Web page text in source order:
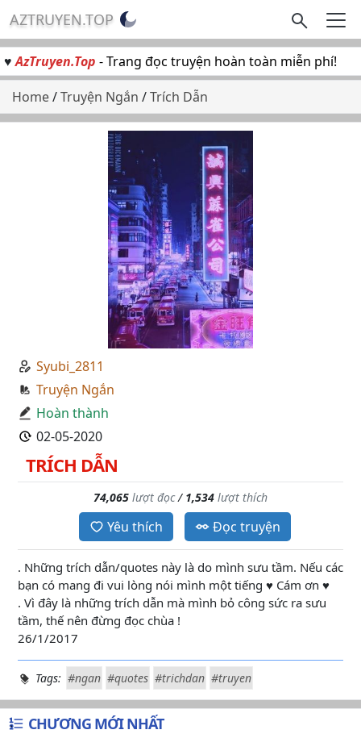
AZTRUYEN.TOP
♥AzTruyen.Top - Trang đọc truyện hoàn toàn miễn phí!
Home/Truyện Ngắn /Trích Dẫn
Syubi_2811
Truyện Ngắn
Hoàn thành
02-05-2020
TRÍCH DẪN
74,065 lượt đọc/ 1,534 lượt thích
Yêu thích Đọc truyện
. Những trích dẫn/quotes này là do mình sưu tầm. Nếu các
bạn có mang đi vui lòng nói mình một tiếng ♥ Cám ơn ♥
. Vì đây là những trích dẫn mà mình bỏ công sức ra sưu
tầm, thế nên đừng đọc chùa !
26/1/2017
Tags: #ngan #quotes #trichdan #truyen
CHƯƠNG MỚI NHẤT